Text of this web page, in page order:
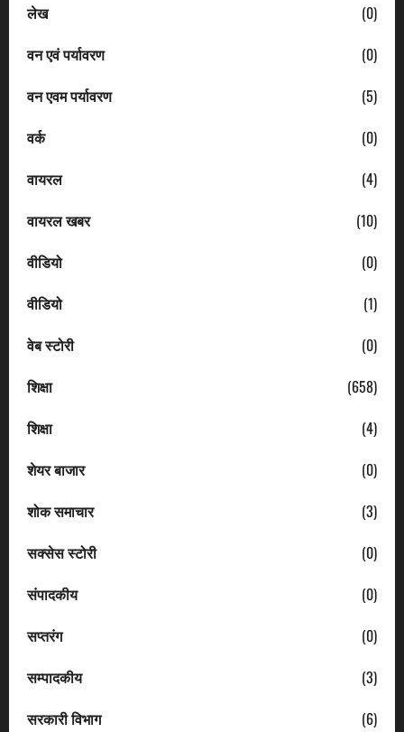
लेख
(0)
वन एवं पर्यावरण
(0)
वन एवम पर्यावरण
(5)
वर्क
(0)
वायरल
(4)
वायरल खबर
(10)
वीडियो
(0)
वीडियो
(1)
वेब स्टोरी
(0)
शिक्षा
(658)
शिक्षा
(4)
शेयर बाजार
(0)
शोक समाचार
(3)
सक्सेस स्टोरी
(0)
संपादकीय
(0)
सप्तरंग
(0)
सम्पादकीय
(3)
सरकारी विभाग
(6)